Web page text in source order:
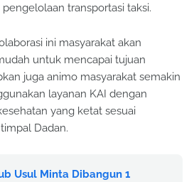
transportasi taksi.
ini masyarakat akan
untuk mencapai tujuan
juga animo masyarakat semakin
layanan KAI dengan
yang ketat sesuai
Dadan.
Usul Minta Dibangun 1